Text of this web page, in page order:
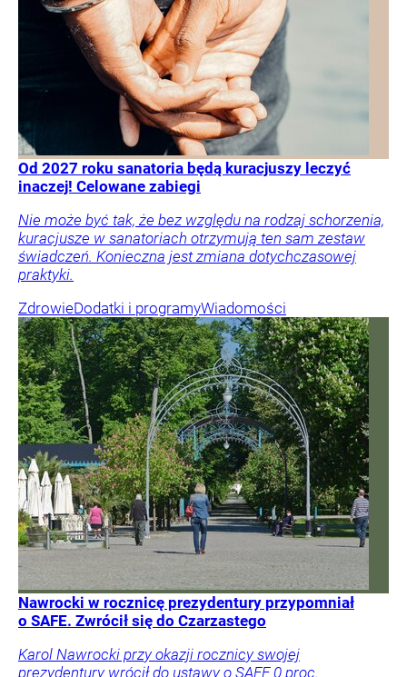
Od 2027 roku sanatoria będą kuracjuszy leczyć
inaczej! Celowane zabiegi
Nie może być tak, że bez względu na rodzaj schorzenia,
kuracjusze w sanatoriach otrzymują ten sam zestaw
świadczeń. Konieczna jest zmiana dotychczasowej
praktyki.
ZdrowieDodatki i programyWiadomości
Nawrocki w rocznicę prezydentury przypomniał
o SAFE. Zwrócił się do Czarzastego
Karol Nawrocki przy okazji rocznicy swojej
prezydentury wrócił do ustawy o SAFE 0 proc.